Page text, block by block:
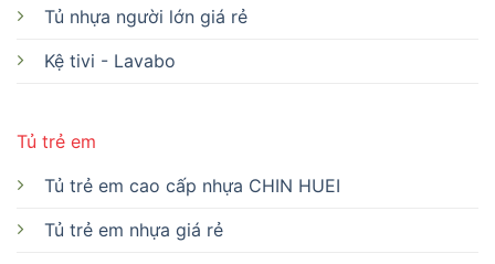
Tủ nhựa người lớn giá rẻ
Kệ tivi - Lavabo
Tủ trẻ em
Tủ trẻ em cao cấp nhựa CHIN HUEI
Tủ trẻ em nhựa giá rẻ